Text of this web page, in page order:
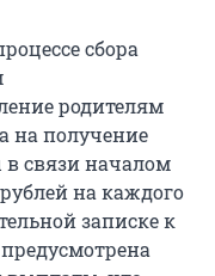
сбора
родителям
на получение
связи началом
на каждого
записке к